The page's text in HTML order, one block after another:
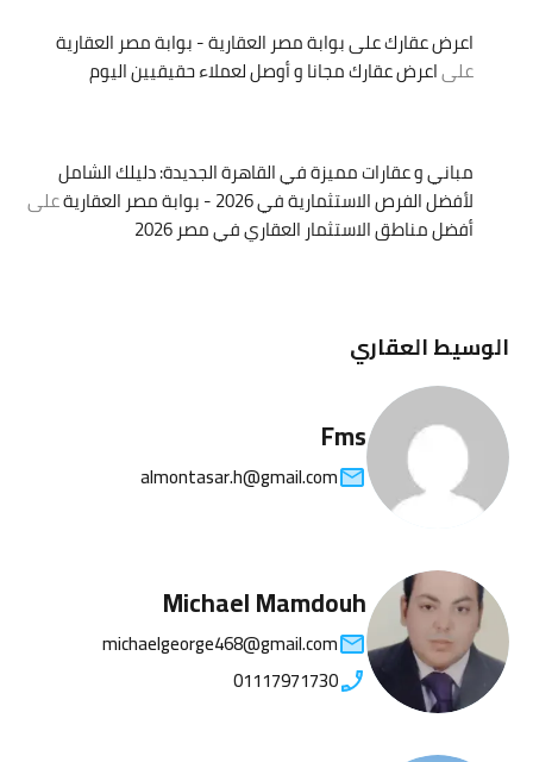
اعرض عقارك على بوابة مصر العقارية - بوابة مصر العقارية
علىاعرض عقارك مجانا و أوصل لعملاء حقيقيين اليوم
مباني و عقارات مميزة في القاهرة الجديدة: دليلك الشامل
لأفضل الفرص الاستثمارية في 2026 - بوابة مصر العقارية
على
أفضل مناطق الاستثمار العقاري في مصر 2026
الوسيط العقاري
Fms
almontasar.h@gmail.com
Michael Mamdouh
michaelgeorge468@gmail.com
01117971730